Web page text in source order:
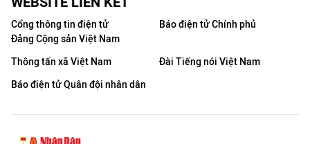
Cổng thông tin điện tử
Đảng Cộng sản Việt Nam
Báo điện tử Chính phủ
Thông tấn xã Việt Nam
Đài Tiếng nói Việt Nam
Báo điện tử Quân đội nhân dân